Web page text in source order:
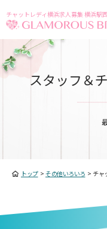
チャットレディ横浜求人募集 横浜駅
スタッフ＆
トップ> その他いろいろ > チャ